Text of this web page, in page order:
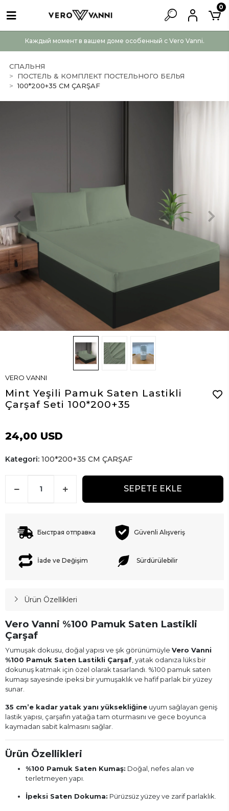
Каждый момент в вашем доме особенный с Vero Vanni.
0
СПАЛЬНЯ
ПОСТЕЛЬ & КОМПЛЕКТ ПОСТЕЛЬНОГО БЕЛЬЯ
100*200+35 CM ÇARŞAF
VERO VANNI
Mint Yeşili Pamuk Saten Lastikli
Çarşaf Seti 100*200+35
24,00 USD
Kategori: 100*200+35 CM ÇARŞAF
SEPETE EKLE
Быстрая отправка Güvenli Alışveriş
İade ve Değişim Sürdürülebilir
Ürün Özellikleri
Vero Vanni %100 Pamuk Saten Lastikli
Çarşaf
Yumuşak dokusu, doğal yapısı ve şık görünümüyle Vero Vanni
%100 Pamuk Saten Lastikli Çarşaf , yatak odanıza lüks bir
dokunuş katmak için özel olarak tasarlandı. %100 pamuk saten
kumaşı sayesinde ipeksi bir yumuşaklık ve hafif parlak bir yüzey
sunar.
35 cm’e kadar yatak yanı yüksekliğine uyum sağlayan geniş
lastik yapısı, çarşafın yatağa tam oturmasını ve gece boyunca
kaymadan sabit kalmasını sağlar.
Ürün Özellikleri
%100 Pamuk Saten Kumaş: Doğal, nefes alan ve
terletmeyen yapı.
İpeksi Saten Dokuma: Pürüzsüz yüzey ve zarif parlaklık.